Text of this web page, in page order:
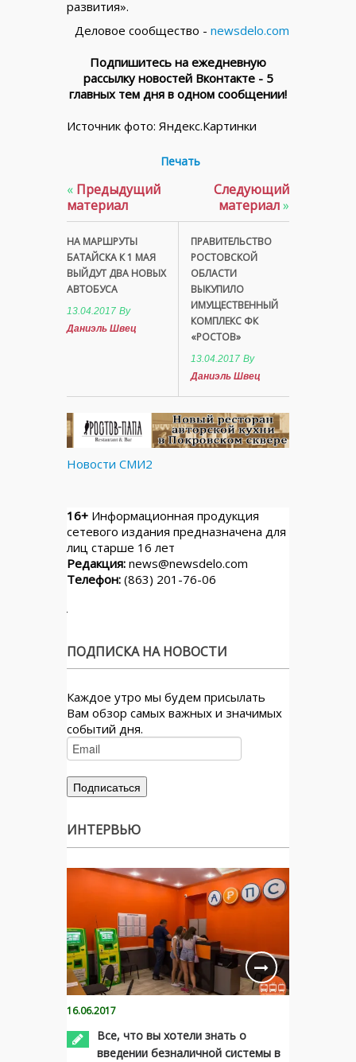
развития».
Деловое сообщество - newsdelo.com
Подпишитесь на ежедневную
рассылку новостей Вконтакте - 5
главных тем дня в одном сообщении!
Источник фото: Яндекс.Картинки
Печать
« Предыдущий
материал
НА МАРШРУТЫ
БАТАЙСКА К 1 МАЯ
ВЫЙДУТ ДВА НОВЫХ
АВТОБУСА
13.04.2017 By
Даниэль Швец
Следующий
материал»
ПРАВИТЕЛЬСТВО
РОСТОВСКОЙ
ОБЛАСТИ
ВЫКУПИЛО
ИМУЩЕСТВЕННЫЙ
КОМПЛЕКС ФК
«РОСТОВ»
13.04.2017 By
Даниэль Швец
Новости СМИ2
16+ Информационная продукция
сетевого издания предназначена для
лиц старше 16 лет
Редакция: news@newsdelo.com
Телефон: (863) 201-76-06
ПОДПИСКА НА НОВОСТИ
Каждое утро мы будем присылать
Вам обзор самых важных и значимых
событий дня.
ИНТЕРВЬЮ
16.06.2017
Все, что вы хотели знать о
введении безналичной системы в